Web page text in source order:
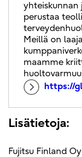
yhteiskunnan
perustaa
Meillä on
maamme
https://
Lisätietoja:
Fujitsu Finland Oy